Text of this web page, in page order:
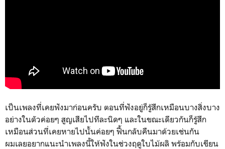
เป็นเพลงที่เคยฟังมาก่อนครับ ตอนที่ฟังอยู่ก็รู้สึกเหมือนบางสิ่งบาง
อย่างในตัวค่อยๆ สูญเสียไปทีละนิดๆ และในขณะเดียวกันก็รู้สึก
เหมือนส่วนที่เคยหายไปนั้นค่อยๆ ฟื้นกลับคืนมาด้วยเช่นกัน
ผมเลยอยากแนะนำเพลงนี้ให้ฟังในช่วงฤดูใบไม้ผลิ พร้อมกับเขียน